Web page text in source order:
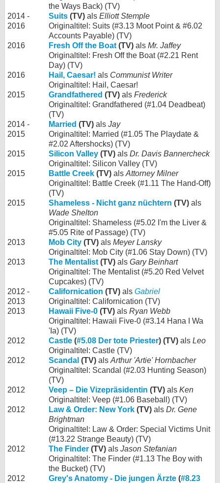
the Ways Back) (TV)
2014 -
2016
Suits (TV) als Elliott Stemple
Originaltitel: Suits (#3.13 Moot Point & #6.02
Accounts Payable) (TV)
2016
Fresh Off the Boat (TV) als Mr. Jaffey
Originaltitel: Fresh Off the Boat (#2.21 Rent
Day) (TV)
2016
Hail, Caesar! als Communist Writer
Originaltitel: Hail, Caesar!
2015
Grandfathered (TV) als Frederick
Originaltitel: Grandfathered (#1.04 Deadbeat)
(TV)
2014 -
2015
Married (TV) als Jay
Originaltitel: Married (#1.05 The Playdate &
#2.02 Aftershocks) (TV)
2015
Silicon Valley (TV) als Dr. Davis Bannercheck
Originaltitel: Silicon Valley (TV)
2015
Battle Creek (TV) als Attorney Milner
Originaltitel: Battle Creek (#1.11 The Hand-Off)
(TV)
2015
Shameless - Nicht ganz nüchtern (TV) als
Wade Shelton
Originaltitel: Shameless (#5.02 I'm the Liver &
#5.05 Rite of Passage) (TV)
2013
Mob City (TV) als Meyer Lansky
Originaltitel: Mob City (#1.06 Stay Down) (TV)
2013
The Mentalist (TV) als Gary Beinhart
Originaltitel: The Mentalist (#5.20 Red Velvet
Cupcakes) (TV)
2012 -
2013
Californication (TV) als Gabriel
Originaltitel: Californication (TV)
2013
Hawaii Five-0 (TV) als Ryan Webb
Originaltitel: Hawaii Five-0 (#3.14 Hana I Wa
'Ia) (TV)
2012
Castle (#5.08 Der tote Priester) (TV) als Leo
Originaltitel: Castle (TV)
2012
Scandal (TV) als Arthur 'Artie' Hornbacher
Originaltitel: Scandal (#2.03 Hunting Season)
(TV)
2012
Veep – Die Vizepräsidentin (TV) als Ken
Originaltitel: Veep (#1.06 Baseball) (TV)
2012
Law & Order: New York (TV) als Dr. Gene
Brightman
Originaltitel: Law & Order: Special Victims Unit
(#13.22 Strange Beauty) (TV)
2012
The Finder (TV) als Jason Stefanian
Originaltitel: The Finder (#1.13 The Boy with
the Bucket) (TV)
2012
Grey's Anatomy - Die jungen Ärzte (#8.23